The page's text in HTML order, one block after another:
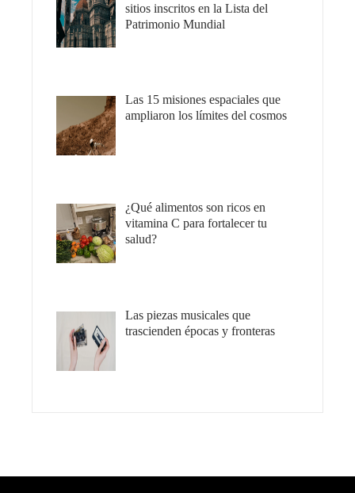
sitios inscritos en la Lista del
Patrimonio Mundial
Las 15 misiones espaciales que
ampliaron los límites del cosmos
¿Qué alimentos son ricos en
vitamina C para fortalecer tu
salud?
Las piezas musicales que
trascienden épocas y fronteras